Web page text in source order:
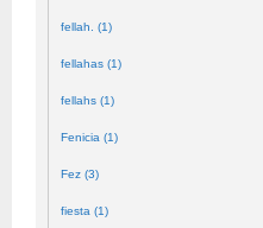
fellah. (1)
fellahas (1)
fellahs (1)
Fenicia (1)
Fez (3)
fiesta (1)